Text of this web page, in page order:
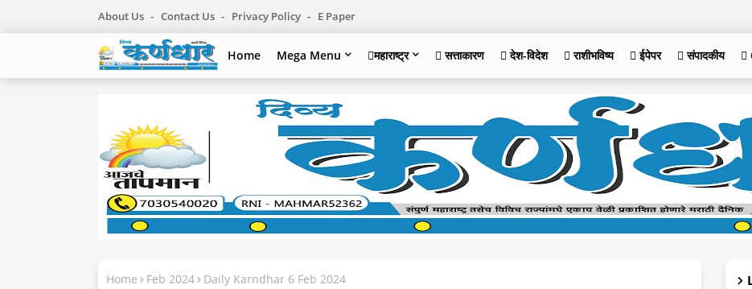
About Us Contact Us Privacy Policy E Paper
Home Mega Menu महाराष्ट्र  सत्ताकारण  देश-विदेश  राशीभविष्य  ईपेपर  संपादकीय 
Home Feb 2024 Daily Karndhar 6 Feb 2024